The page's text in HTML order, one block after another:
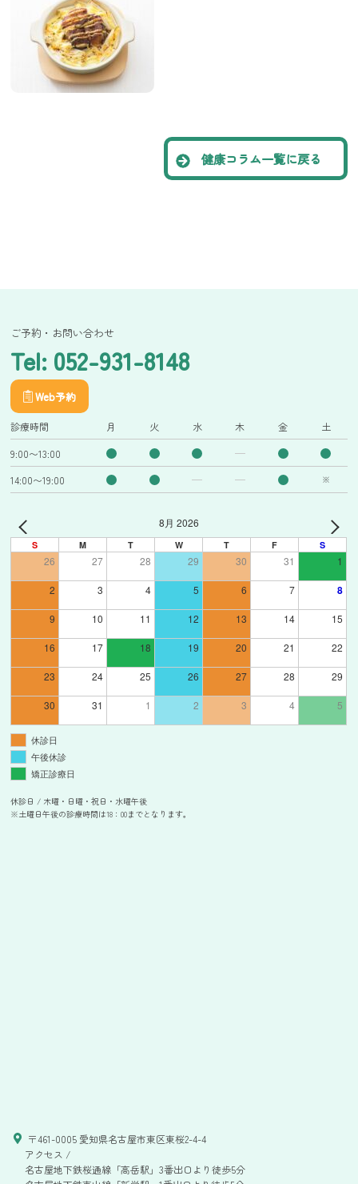
健康コラム一覧に戻る
ご予約・お問い合わせ
Tel: 052-931-8148
Web予約
診療時間 月 火 水 木 金 土
9:00〜13:00
14:00〜19:00
※
8月 2026
S M T W T F S
26 27 28 29 30 31 1
2 3 4 5 6 7 8
9 10 11 12 13 14 15
16 17 18 19 20 21 22
23 24 25 26 27 28 29
30 31 1 2 3 4 5
休診日
午後休診
矯正診療日
休診日 / 木曜・日曜・祝日・水曜午後
※土曜日午後の診療時間は18：00までとなります。
〒461-0005 愛知県名古屋市東区東桜2-4-4
アクセス /
名古屋地下鉄桜通線「高岳駅」3番出口より徒歩5分